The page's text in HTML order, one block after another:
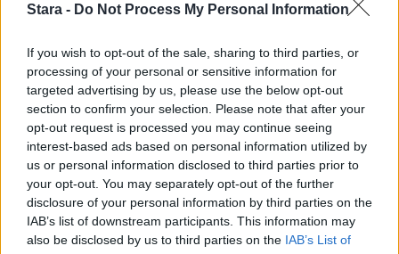
Stara - Do Not Process My Personal Information
If you wish to opt-out of the sale, sharing to third parties, or
processing of your personal or sensitive information for
targeted advertising by us, please use the below opt-out
section to confirm your selection. Please note that after your
opt-out request is processed you may continue seeing
interest-based ads based on personal information utilized by
us or personal information disclosed to third parties prior to
your opt-out. You may separately opt-out of the further
disclosure of your personal information by third parties on the
IAB’s list of downstream participants. This information may
also be disclosed by us to third parties on the IAB’s List of